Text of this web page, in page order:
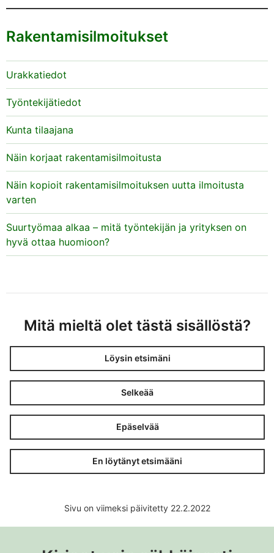
Rakentamisilmoitukset
Urakkatiedot
Työntekijätiedot
Kunta tilaajana
Näin korjaat rakentamisilmoitusta
Näin kopioit rakentamisilmoituksen uutta ilmoitusta
varten
Suurtyömaa alkaa – mitä työntekijän ja yrityksen on
hyvä ottaa huomioon?
Mitä mieltä olet tästä sisällöstä?
Löysin etsimäni
Selkeää
Epäselvää
En löytänyt etsimääni
Sivu on viimeksi päivitetty 22.2.2022